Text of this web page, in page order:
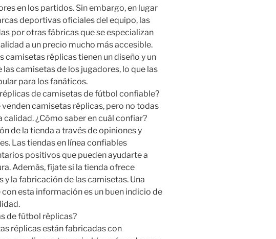
en los partidos. Sin embargo, en lugar
deportivas oficiales del equipo, las
por otras fábricas que se especializan
a un precio mucho más accesible.
camisetas réplicas tienen un diseño y un
camisetas de los jugadores, lo que las
para los fanáticos.
de camisetas de fútbol confiable?
camisetas réplicas, pero no todas
¿Cómo saber en cuál confiar?
de la tienda a través de opiniones y
Las tiendas en línea confiables
positivos que pueden ayudarte a
Además, fíjate si la tienda ofrece
la fabricación de las camisetas. Una
esta información es un buen indicio de
de fútbol réplicas?
réplicas están fabricadas con